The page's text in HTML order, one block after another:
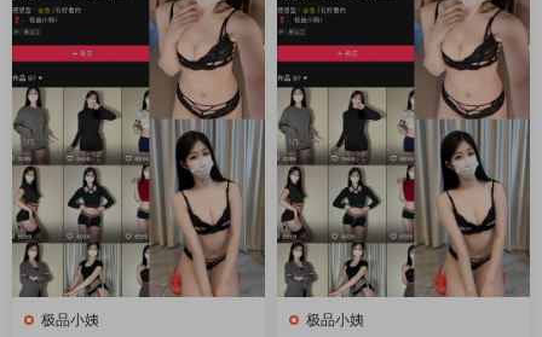
极品小姨 极品小姨